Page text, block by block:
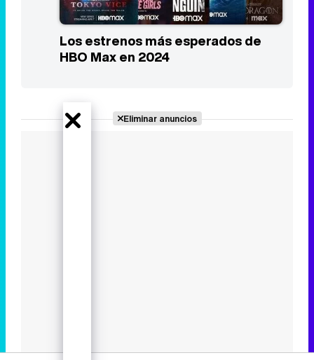
Los estrenos más esperados de
HBO Max en 2024
Eliminar anuncios